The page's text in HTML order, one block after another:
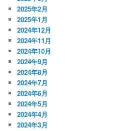
2025年2月
2025年1月
2024年12月
2024年11月
2024年10月
2024年9月
2024年8月
2024年7月
2024年6月
2024年5月
2024年4月
2024年3月